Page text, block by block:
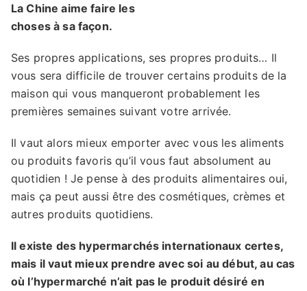
La Chine aime faire les
choses à sa façon.
Ses propres applications, ses propres produits… Il
vous sera difficile de trouver certains produits de la
maison qui vous manqueront probablement les
premières semaines suivant votre arrivée.
Il vaut alors mieux emporter avec vous les aliments
ou produits favoris qu’il vous faut absolument au
quotidien ! Je pense à des produits alimentaires oui,
mais ça peut aussi être des cosmétiques, crèmes et
autres produits quotidiens.
Il existe des hypermarchés internationaux certes,
mais il vaut mieux prendre avec soi au début, au cas
où l’hypermarché n’ait pas le produit désiré en